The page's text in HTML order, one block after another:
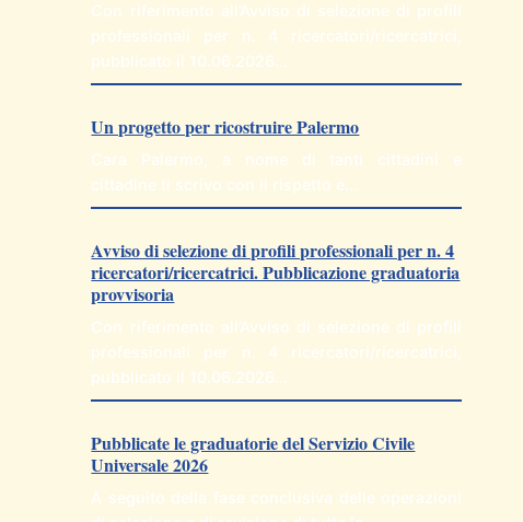
Con riferimento all’Avviso di selezione di profili
professionali per n. 4 ricercatori/ricercatrici,
pubblicato il 10.06.2026…
Un progetto per ricostruire Palermo
Cara Palermo, a nome di tanti cittadini e
cittadine ti scrivo con il rispetto e…
Avviso di selezione di profili professionali per n. 4
ricercatori/ricercatrici. Pubblicazione graduatoria
provvisoria
Con riferimento all’Avviso di selezione di profili
professionali per n. 4 ricercatori/ricercatrici,
pubblicato il 10.06.2026…
Pubblicate le graduatorie del Servizio Civile
Universale 2026
A seguito della fase conclusiva delle operazioni